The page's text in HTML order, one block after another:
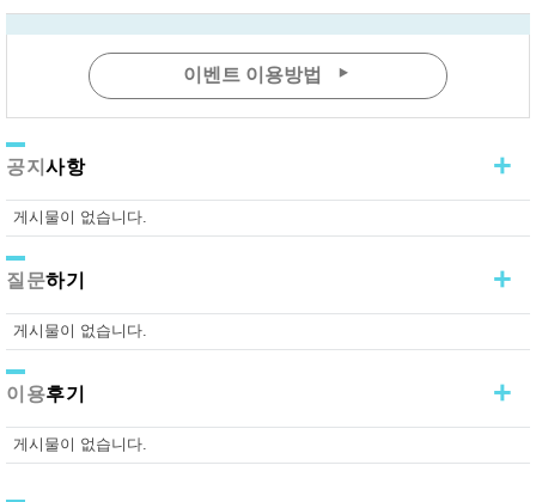
이벤트 이용방법
공지 사항 +
게시물이 없습니다.
질문하기 +
게시물이 없습니다.
이용후기 +
게시물이 없습니다.